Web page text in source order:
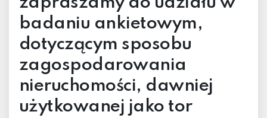
badaniu ankietowym,
dotyczącym sposobu
zagospodarowania
nieruchomości, dawniej
użytkowanej jako tor